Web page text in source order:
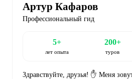
Артур Кафаров
Профессиональный гид
5+
лет опыта
200+
туров
Здравствуйте, друзья! ✋ Меня